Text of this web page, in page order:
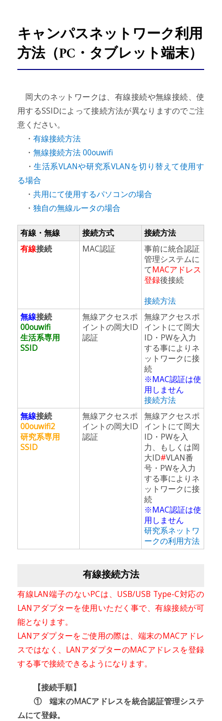
キャンパスネットワーク利用
方法（PC・タブレット端末）
岡大のネットワークは、有線接続や無線接続、使
用するSSIDによって接続方法が異なりますのでご注
意ください。
・ 有線接続方法
・ 無線接続方法 00ouwifi
・生活系VLANや研究系VLANを切り替えて使用す
る場合
・ 共用にて使用するパソコンの場合
・ 独自の無線ルータの場合
有線・無線 接続方式
接続方法
有線接続 MAC認証
事前に統合認証
管理システムに
てMACアドレス
登録後接続
接続方法
無線接続
00ouwifi
生活系専用
SSID
無線アクセスポ
イントの岡大ID
認証
無線アクセスポ
イントにて岡大
ID・PWを入力
する事によりネ
ットワークに接
続
※MAC認証は使
用しません
接続方法
無線接続
00ouwifi2
研究系専用
SSID
無線アクセスポ
イントの岡大ID
認証
無線アクセスポ
イントにて岡大
ID・PWを入
力、もしくは岡
大ID#VLAN番
号・PWを入力
する事によりネ
ットワークに接
続
※MAC認証は使
用しません
研究系ネットワ
ークの利用方法
有線接続方法
有線LAN端子のないPCは、USB/USB Type-C対応の
LANアダプターを使用いただく事で、有線接続が可
能となります。
LANアダプターをご使用の際は、端末のMACアドレ
スではなく、LANアダプターのMACアドレスを登録
する事で接続できるようになります。
【接続手順】
① 端末のMACアドレスを統合認証管理システ
ムにて登録。